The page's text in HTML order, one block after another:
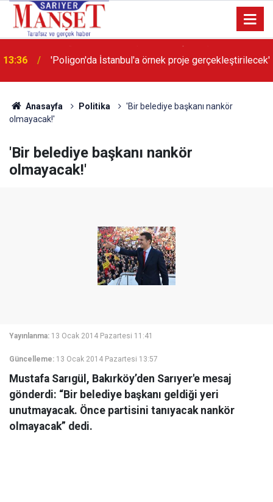
13:36 'Poligon'da İstanbul'a örnek proje gerçekleştirilecek'
Anasayfa Politika
'Bir belediye başkanı nankör
olmayacak!'
'Bir belediye başkanı nankör
olmayacak!'
Yayınlanma: 13 Ocak 2014 Pazartesi 11:41
Güncelleme: 13 Ocak 2014 Pazartesi 13:57
Mustafa Sarıgül, Bakırköy’den Sarıyer'e mesaj
gönderdi: “Bir belediye başkanı geldiği yeri
unutmayacak. Önce partisini tanıyacak nankör
olmayacak” dedi.